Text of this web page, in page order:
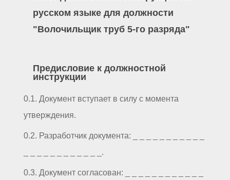
русском языке для должности
"Волочильщик труб 5-го разряда"
Предисловие к должностной
инструкции
0.1. Документ вступает в силу с момента
утверждения.
0.2. Разработчик документа: _ _ _ _ _ _ _ _ _ _ _
_ _ _ _ _ _ _ _ _ _ _ _.
0.3. Документ согласован: _ _ _ _ _ _ _ _ _ _ _ _